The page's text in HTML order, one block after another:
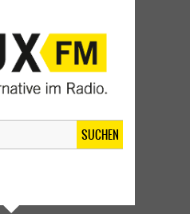
SUCHEN